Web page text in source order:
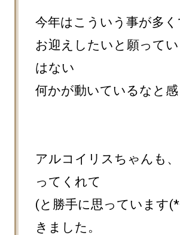
今年はこういう事が多く
お迎えしたいと願って
はない
何かが動いているなと感
アルコイリスちゃんも
ってくれて
(と勝手に思っています
きました。